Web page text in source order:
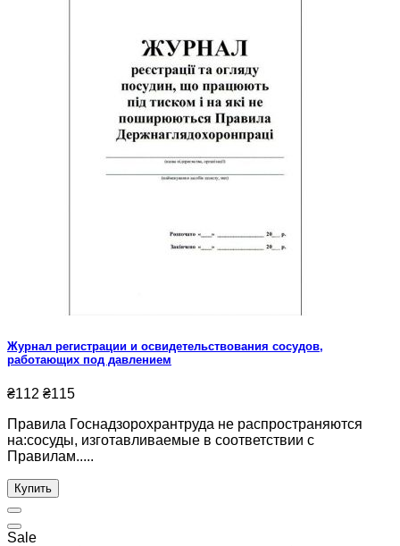
Журнал регистрации и освидетельствования сосудов,
работающих под давлением
₴112 ₴115
Правила Госнадзорохрантруда не распространяются
на:сосуды, изготавливаемые в соответствии с
Правилам.....
Купить
Sale